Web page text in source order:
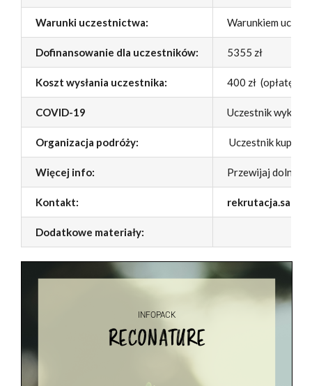
Warunki uczestnictwa: Warunkiem
Dofinansowanie dla uczestników: 5355 zł
Koszt wysłania uczestnika: 400 zł (opłatę
COVID-19 Uczestnik
Organizacja podróży: Uczestnik kupuje
Więcej info: Przewijaj dolny
Kontakt:
Dodatkowe materiały: